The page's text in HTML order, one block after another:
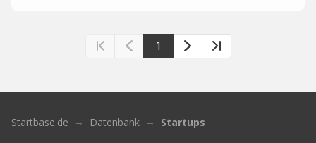
1
Startbase.de Datenbank Startups